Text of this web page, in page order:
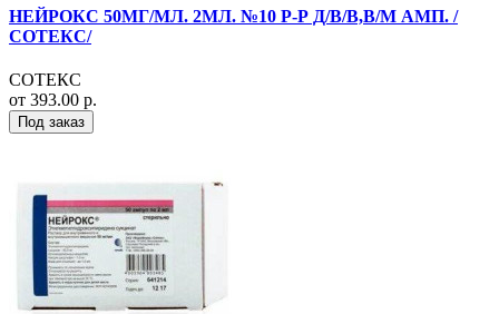
НЕЙРОКС 50МГ/МЛ. 2МЛ. №10 Р-Р Д/В/В,В/М АМП. /
СОТЕКС/
СОТЕКС
от 393.00 р.
Под заказ